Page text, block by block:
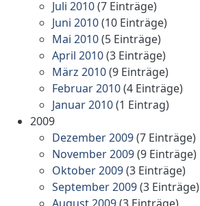
Juli 2010(7 Einträge)
Juni 2010(10 Einträge)
Mai 2010(5 Einträge)
April 2010(3 Einträge)
März 2010(9 Einträge)
Februar 2010(4 Einträge)
Januar 2010(1 Eintrag)
2009
Dezember 2009(7 Einträge)
November 2009(9 Einträge)
Oktober 2009(3 Einträge)
September 2009(3 Einträge)